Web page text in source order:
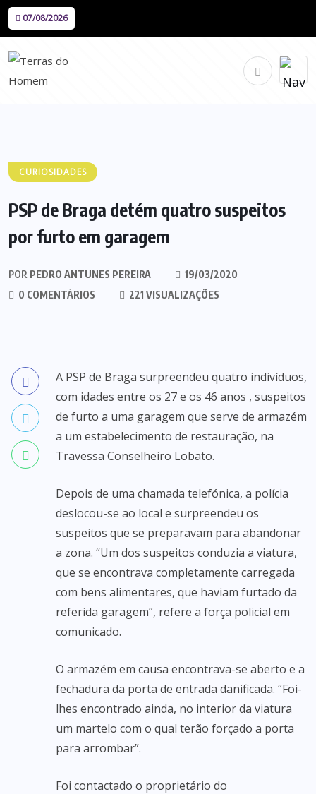
07/08/2026
CURIOSIDADES
PSP de Braga detém quatro suspeitos
por furto em garagem
POR PEDRO ANTUNES PEREIRA
19/03/2020
0 COMENTÁRIOS
221 VISUALIZAÇÕES
A PSP de Braga surpreendeu quatro indivíduos,
com idades entre os 27 e os 46 anos , suspeitos
de furto a uma garagem que serve de armazém
a um estabelecimento de restauração, na
Travessa Conselheiro Lobato.
Depois de uma chamada telefónica, a polícia
deslocou-se ao local e surpreendeu os
suspeitos que se preparavam para abandonar
a zona. “Um dos suspeitos conduzia a viatura,
que se encontrava completamente carregada
com bens alimentares, que haviam furtado da
referida garagem”, refere a força policial em
comunicado.
O armazém em causa encontrava-se aberto e a
fechadura da porta de entrada danificada. “Foi-
lhes encontrado ainda, no interior da viatura
um martelo com o qual terão forçado a porta
para arrombar”.
Foi contactado o proprietário do